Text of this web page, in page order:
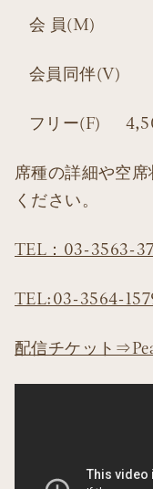
会 員(M)
会員同伴(V)
フリー(F)
席種の詳細や空
ください。
TEL：03-3563-
TEL:03-3564-
配信チケット